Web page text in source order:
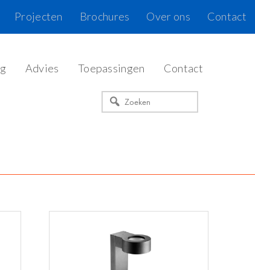
Contact
Over ons
Brochures
Projecten
Advies Toepassingen Contact
Zoeken